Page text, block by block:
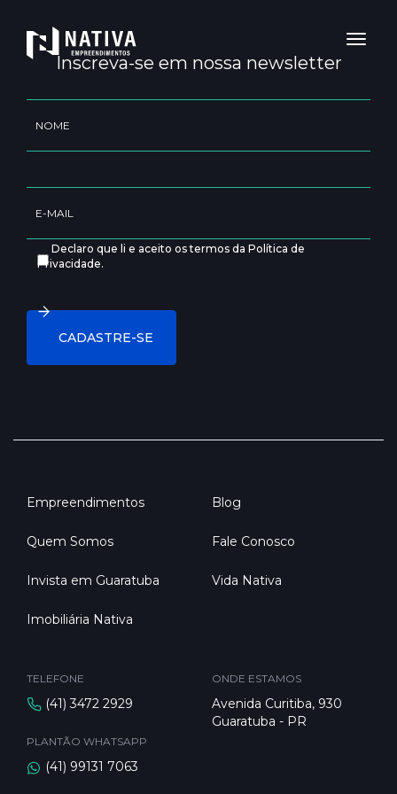
Toggle
Inscreva-se em nossa newsletter
Declaro que li e aceito os termos da Política de
Privacidade.
Empreendimentos
Quem Somos
Invista em Guaratuba
Imobiliária Nativa
Blog
Fale Conosco
Vida Nativa
TELEFONE
(41) 3472 2929
PLANTÃO WHATSAPP
(41) 99131 7063
ONDE ESTAMOS
Avenida Curitiba, 930
Guaratuba - PR